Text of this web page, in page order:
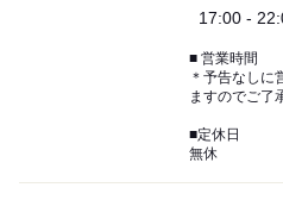
17:00 -
■ 営業時間
＊予告なしに
ますのでご了
■定休日
無休